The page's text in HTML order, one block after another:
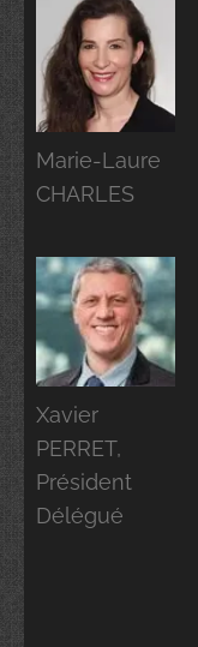
Marie-Laure
CHARLES
Xavier
PERRET,
Président
Délégué